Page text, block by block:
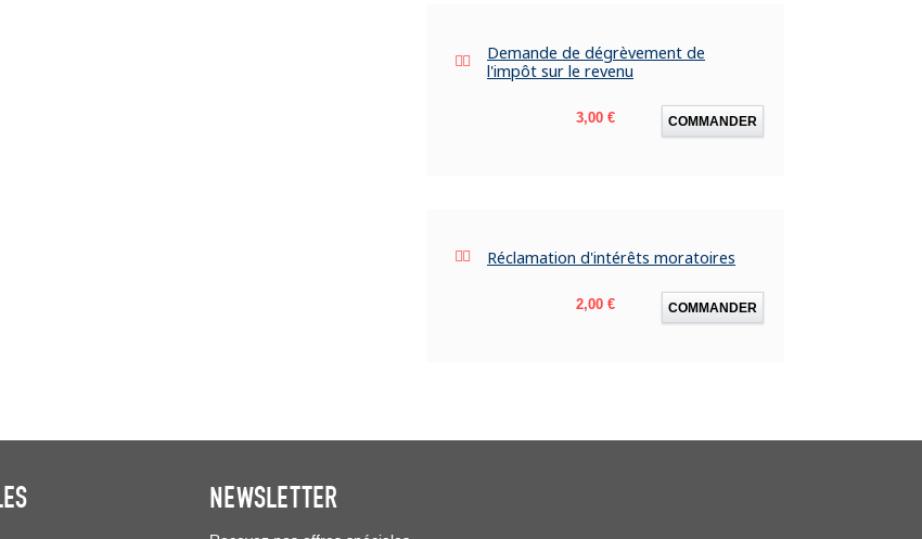
Demande de dégrèvement de
l'impôt sur le revenu
Prix
3,00 € COMMANDER
Réclamation d'intérêts moratoires
Prix
2,00 € COMMANDER
NEWSLETTER